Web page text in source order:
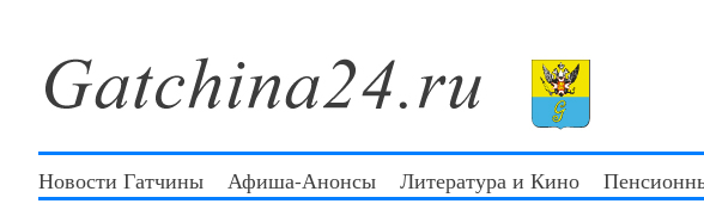
Новости Гатчины Афиша-Анонсы Литература и Кино